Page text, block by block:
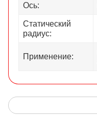
Ось:
Статический
радиус:
Применение: